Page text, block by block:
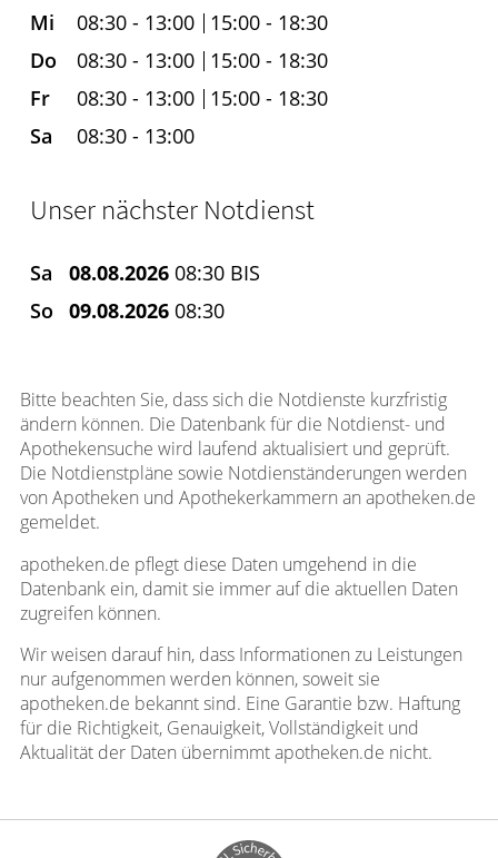
Mi
08:30 - 13:00
15:00 - 18:30
Do
08:30 - 13:00
15:00 - 18:30
Fr
08:30 - 13:00
15:00 - 18:30
Sa
08:30 - 13:00
Unser nächster Notdienst
Sa 08.08.202608:30 BIS
So
09.08.202608:30
Bitte beachten Sie, dass sich die Notdienste kurzfristig
ändern können. Die Datenbank für die Notdienst- und
Apothekensuche wird laufend aktualisiert und geprüft.
Die Notdienstpläne sowie Notdienständerungen werden
von Apotheken und Apothekerkammern an apotheken.de
gemeldet.
apotheken.de pflegt diese Daten umgehend in die
Datenbank ein, damit sie immer auf die aktuellen Daten
zugreifen können.
Wir weisen darauf hin, dass Informationen zu Leistungen
nur aufgenommen werden können, soweit sie
apotheken.de bekannt sind. Eine Garantie bzw. Haftung
für die Richtigkeit, Genauigkeit, Vollständigkeit und
Aktualität der Daten übernimmt apotheken.de nicht.